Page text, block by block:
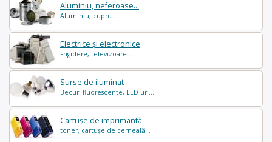
Aluminiu, neferoase...
Aluminiu, cupru...
Electrice și electronice
Frigidere, televizoare...
Surse de iluminat
Becuri fluorescente, LED-uri...
Cartușe de imprimantă
toner, cartușe de cerneală...